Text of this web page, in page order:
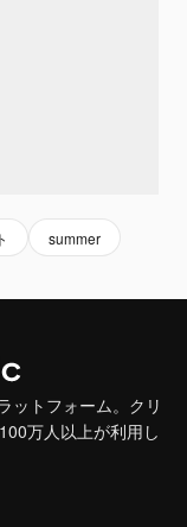
summer
ットフォーム。クリ
万人以上が利用し